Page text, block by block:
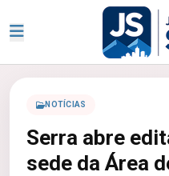
NOTÍCIAS
Serra abre
sede da Área